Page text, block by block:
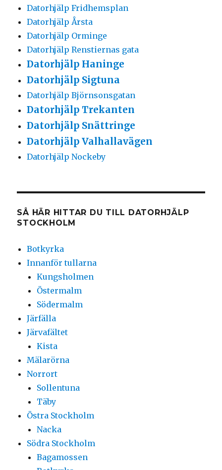
Datorhjälp Fridhemsplan
Datorhjälp Årsta
Datorhjälp Orminge
Datorhjälp Renstiernas gata
Datorhjälp Haninge
Datorhjälp Sigtuna
Datorhjälp Björnsonsgatan
Datorhjälp Trekanten
Datorhjälp Snättringe
Datorhjälp Valhallavägen
Datorhjälp Nockeby
SÅ HÄR HITTAR DU TILL DATORHJÄLP
STOCKHOLM
Botkyrka
Innanför tullarna
Kungsholmen
Östermalm
Södermalm
Järfälla
Järvafältet
Kista
Mälarörna
Norrort
Sollentuna
Täby
Östra Stockholm
Nacka
Södra Stockholm
Bagamossen